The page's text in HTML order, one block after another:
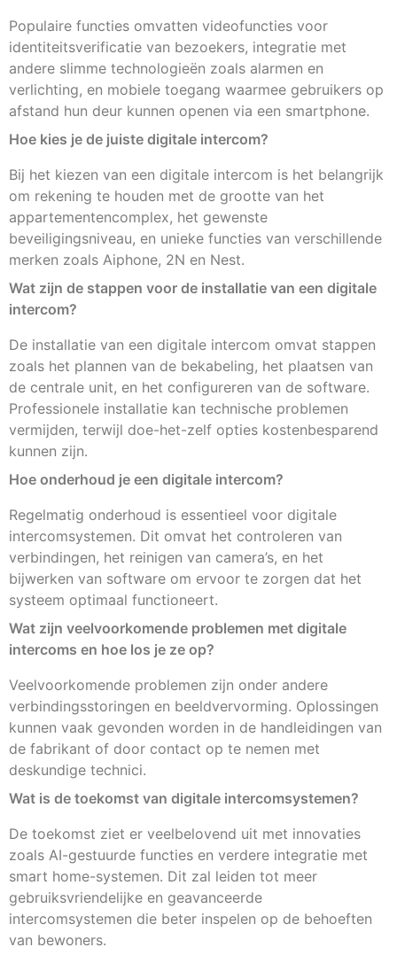
Populaire functies omvatten videofuncties voor
identiteitsverificatie van bezoekers, integratie met
andere slimme technologieën zoals alarmen en
verlichting, en mobiele toegang waarmee gebruikers op
afstand hun deur kunnen openen via een smartphone.
Hoe kies je de juiste digitale intercom?
Bij het kiezen van een digitale intercom is het belangrijk
om rekening te houden met de grootte van het
appartementencomplex, het gewenste
beveiligingsniveau, en unieke functies van verschillende
merken zoals Aiphone, 2N en Nest.
Wat zijn de stappen voor de installatie van een digitale
intercom?
De installatie van een digitale intercom omvat stappen
zoals het plannen van de bekabeling, het plaatsen van
de centrale unit, en het configureren van de software.
Professionele installatie kan technische problemen
vermijden, terwijl doe-het-zelf opties kostenbesparend
kunnen zijn.
Hoe onderhoud je een digitale intercom?
Regelmatig onderhoud is essentieel voor digitale
intercomsystemen. Dit omvat het controleren van
verbindingen, het reinigen van camera’s, en het
bijwerken van software om ervoor te zorgen dat het
systeem optimaal functioneert.
Wat zijn veelvoorkomende problemen met digitale
intercoms en hoe los je ze op?
Veelvoorkomende problemen zijn onder andere
verbindingsstoringen en beeldvervorming. Oplossingen
kunnen vaak gevonden worden in de handleidingen van
de fabrikant of door contact op te nemen met
deskundige technici.
Wat is de toekomst van digitale intercomsystemen?
De toekomst ziet er veelbelovend uit met innovaties
zoals AI-gestuurde functies en verdere integratie met
smart home-systemen. Dit zal leiden tot meer
gebruiksvriendelijke en geavanceerde
intercomsystemen die beter inspelen op de behoeften
van bewoners.